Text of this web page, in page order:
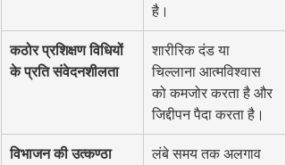
है।
कठोर प्रशिक्षण विधियों
के प्रति संवेदनशीलता
शारीरिक दंड या
चिल्लाना आत्मविश्वास
को कमजोर करता है और
जिद्दीपन पैदा करता है।
विभाजन की उत्कण्ठा
लंबे समय तक अलगाव